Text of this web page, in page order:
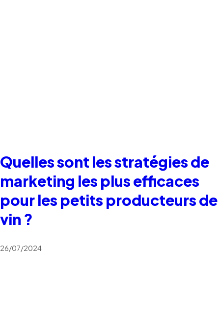
Quelles sont les stratégies de
marketing les plus efficaces
pour les petits producteurs de
vin ?
26/07/2024